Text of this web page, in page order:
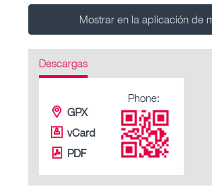
Mostrar en la aplicación de
Descargas
GPX
vCard
PDF
Phone: